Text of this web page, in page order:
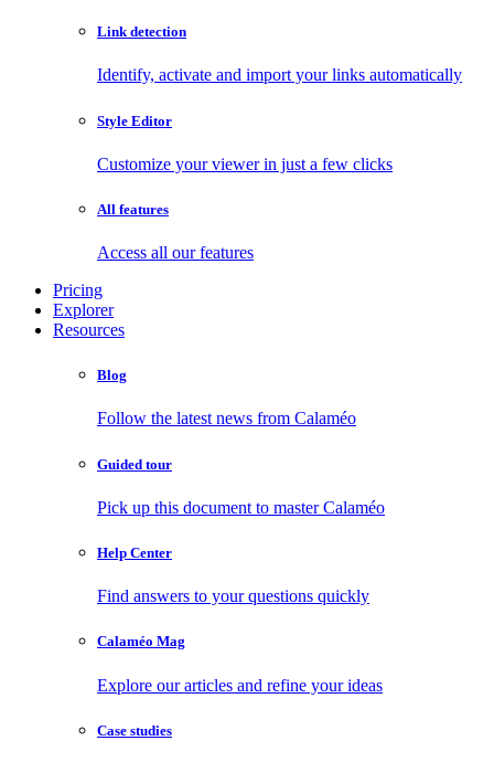
Link detection
Identify, activate and import your links automatically
Style Editor
Customize your viewer in just a few clicks
All features
Access all our features
Pricing
Explorer
Resources
Blog
Follow the latest news from Calaméo
Guided tour
Pick up this document to master Calaméo
Help Center
Find answers to your questions quickly
Calaméo Mag
Explore our articles and refine your ideas
Case studies